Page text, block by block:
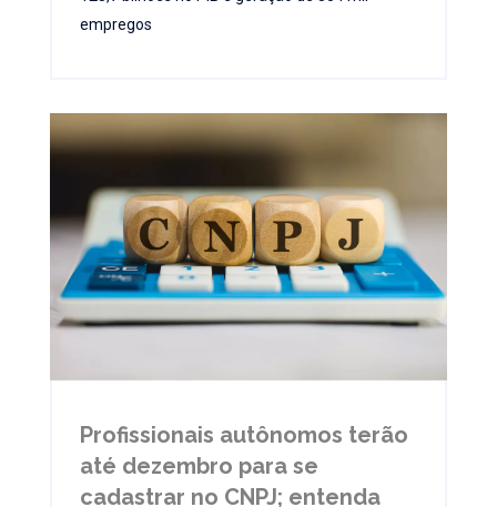
empregos
Profissionais autônomos terão
até dezembro para se
cadastrar no CNPJ; entenda